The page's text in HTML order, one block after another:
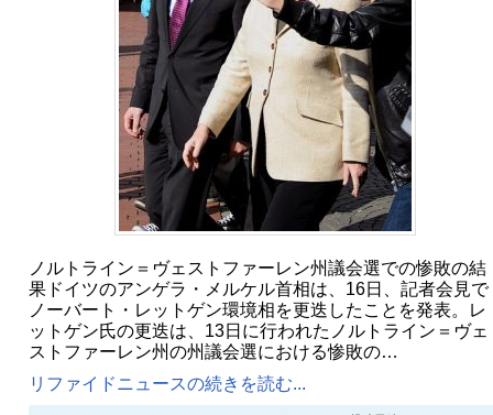
ノルトライン＝ヴェストファーレン州議会選での惨敗の結
果ドイツのアンゲラ・メルケル首相は、16日、記者会見で
ノーバート・レットゲン環境相を更迭したことを発表。レ
ットゲン氏の更迭は、13日に行われたノルトライン＝ヴェ
ストファーレン州の州議会選における惨敗の…
リファイドニュースの続きを読む...